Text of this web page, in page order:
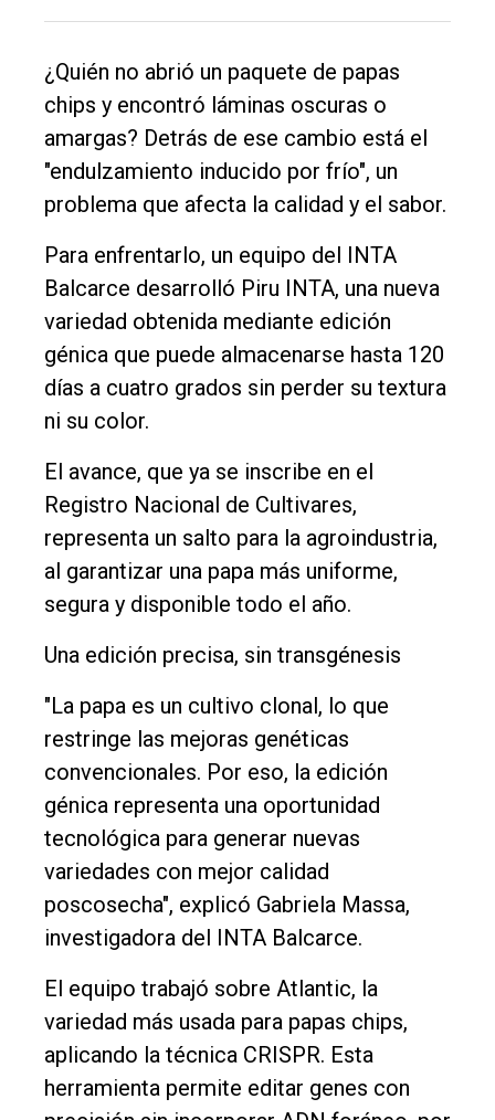
Tendencia
Int.
General
Política
Cultura
Entrevistas
Rural
Deportes
Fúnebres
Edición
Empresa
Nosotros
Contacto
¿Quién no abrió un paquete de papas
chips y encontró láminas oscuras o
amargas? Detrás de ese cambio está el
"endulzamiento inducido por frío", un
problema que afecta la calidad y el sabor.
Para enfrentarlo, un equipo del INTA
Balcarce desarrolló Piru INTA, una nueva
variedad obtenida mediante edición
génica que puede almacenarse hasta 120
días a cuatro grados sin perder su textura
ni su color.
El avance, que ya se inscribe en el
Registro Nacional de Cultivares,
representa un salto para la agroindustria,
al garantizar una papa más uniforme,
segura y disponible todo el año.
Una edición precisa, sin transgénesis
"La papa es un cultivo clonal, lo que
restringe las mejoras genéticas
convencionales. Por eso, la edición
génica representa una oportunidad
tecnológica para generar nuevas
variedades con mejor calidad
poscosecha", explicó Gabriela Massa,
investigadora del INTA Balcarce.
El equipo trabajó sobre Atlantic, la
variedad más usada para papas chips,
aplicando la técnica CRISPR. Esta
herramienta permite editar genes con